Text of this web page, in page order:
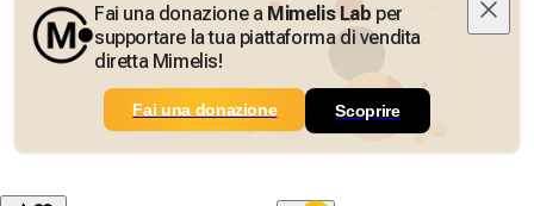
Fai una donazione a Mimelis Lab per
supportare la tua piattaforma di vendita
diretta Mimelis!
Fai una donazione Scoprire